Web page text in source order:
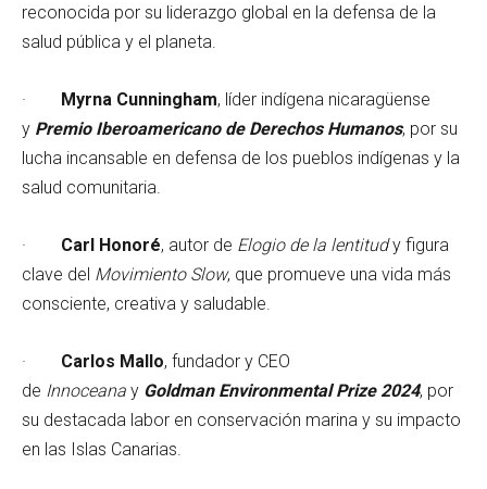
reconocida por su liderazgo global en la defensa de la
salud pública y el planeta.
· Myrna Cunningham, líder indígena nicaragüense
y Premio Iberoamericano de Derechos Humanos, por su
lucha incansable en defensa de los pueblos indígenas y la
salud comunitaria.
· Carl Honoré, autor de Elogio de la lentitudy figura
clave del Movimiento Slow, que promueve una vida más
consciente, creativa y saludable.
· Carlos Mallo, fundador y CEO
de Innoceana y Goldman Environmental Prize 2024, por
su destacada labor en conservación marina y su impacto
en las Islas Canarias.